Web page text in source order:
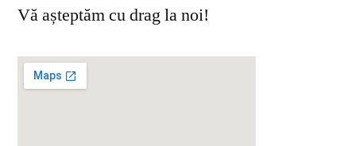
Vă așteptăm cu drag la noi!